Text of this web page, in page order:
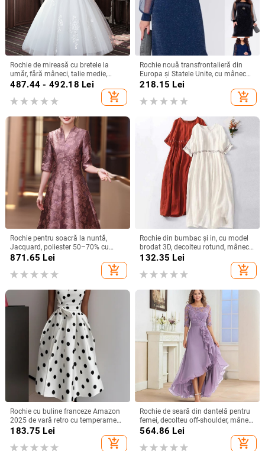
Rochie de mireasă cu bretele la
umăr, fără mâneci, talie medie,
fustă tutu, mătase Mulberry și
487.44 - 492.18 Lei
add_shopping_cart
Rochie nouă transfrontalieră din
Europa și Statele Unite, cu mânecă
lungă, plasă, cusături argintii, cu
guler rotund, industrie grea, fustă
elegantă de calitate la modă
218.15 Lei
add_shopping_cart
Rochie pentru soacră la nuntă,
Jacquard, poliester 50–70% cu
spandex <30%, lungime midi,
primăvara 2025, stil socialite
871.65 Lei
add_shopping_cart
Rochie din bumbac și in, cu model
brodat 3D, decolteu rotund, mâneci
scurte, talie lejeră, croială în linie A,
132.35 Lei
add_shopping_cart
Rochie cu buline franceze Amazon
2025 de vară retro cu temperament
nou, talie subțire, fustă pentru femei
183.75 Lei
add_shopping_cart
Rochie de seară din dantelă pentru
femei, decolteu off-shoulder, mâneci
scurte, croială în A, talie înaltă,
564.86 Lei
add_shopping_cart